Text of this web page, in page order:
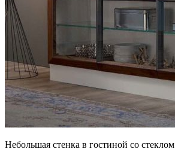
Небольшая стенка в гостиной со стеклом